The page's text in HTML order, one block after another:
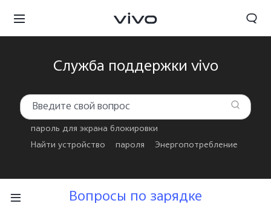
Служба поддержки vivo
пароль для экрана блокировки
Найти устройство
пароля Энергопотребление
Вопросы по зарядке